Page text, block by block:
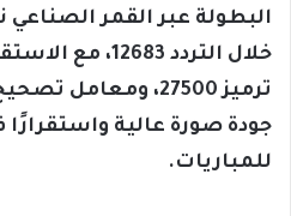
البطولة عبر القمر
خلال التردد
جودة صورة عالية
للمباريات.